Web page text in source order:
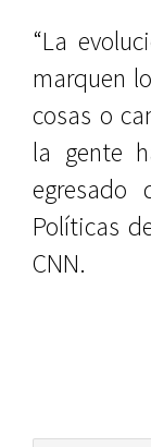
“La
marquen
cosas o
la gente
egresado
Políticas
CNN.